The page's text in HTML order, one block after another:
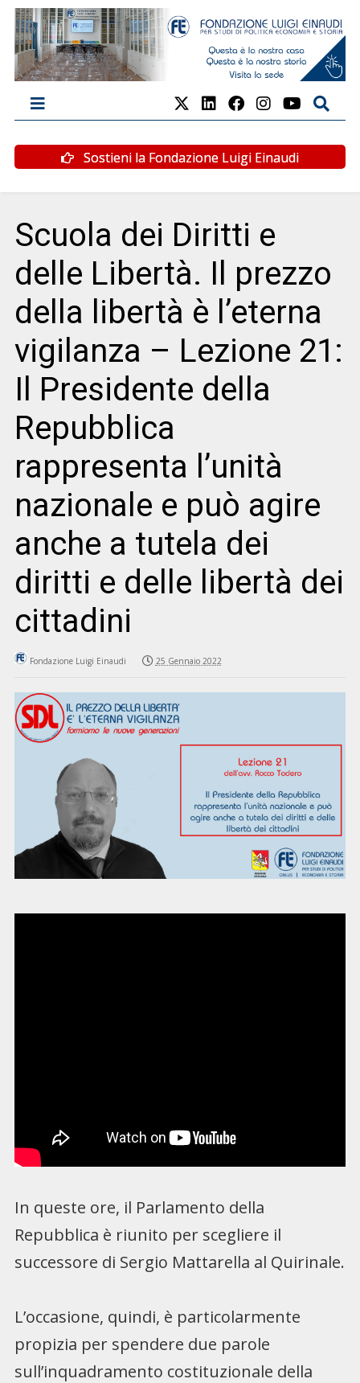
Sostieni la Fondazione Luigi Einaudi
Scuola dei Diritti e
delle Libertà. Il prezzo
della libertà è l’eterna
vigilanza – Lezione 21:
Il Presidente della
Repubblica
rappresenta l’unità
nazionale e può agire
anche a tutela dei
diritti e delle libertà dei
cittadini
Fondazione Luigi Einaudi 25 Gennaio 2022
In queste ore, il Parlamento della
Repubblica è riunito per scegliere il
successore di Sergio Mattarella al Quirinale.
L’occasione, quindi, è particolarmente
propizia per spendere due parole
sull’inquadramento costituzionale della